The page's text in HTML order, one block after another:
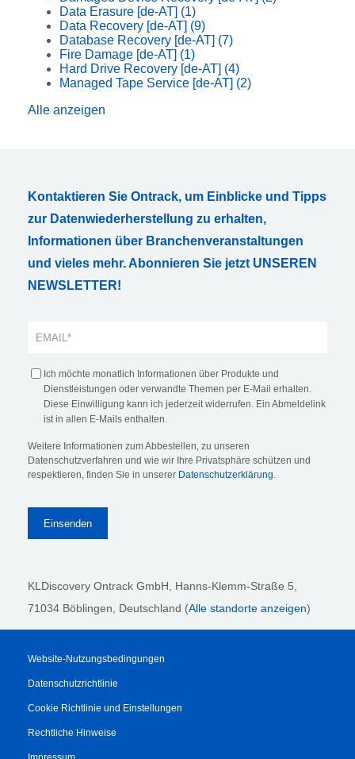
Data Erasure [de-AT] (1)
Data Recovery [de-AT] (9)
Database Recovery [de-AT] (7)
Fire Damage [de-AT] (1)
Hard Drive Recovery [de-AT] (4)
Managed Tape Service [de-AT] (2)
Alle anzeigen
Kontaktieren Sie Ontrack, um Einblicke und Tipps
zur Datenwiederherstellung zu erhalten,
Informationen über Branchenveranstaltungen
und vieles mehr. Abonnieren Sie jetzt UNSEREN
NEWSLETTER!
Ich möchte monatlich Informationen über Produkte und
Dienstleistungen oder verwandte Themen per E-Mail erhalten.
Diese Einwilligung kann ich jederzeit widerrufen. Ein Abmeldelink
ist in allen E-Mails enthalten.
Weitere Informationen zum Abbestellen, zu unseren
Datenschutzverfahren und wie wir Ihre Privatsphäre schützen und
respektieren, finden Sie in unserer Datenschutzerklärung.
KLDiscovery Ontrack GmbH, Hanns-Klemm-Straße 5
71034 Böblingen , Deutschland (Alle standorte anzeigen)
Website-Nutzungsbedingungen
Datenschutzrichtlinie
Cookie Richtlinie und Einstellungen
Rechtliche Hinweise